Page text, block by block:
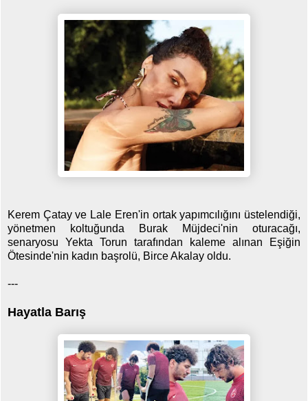
Kerem Çatay ve Lale Eren'in ortak yapımcılığını üstelendiği,
yönetmen koltuğunda Burak Müjdeci'nin oturacağı,
senaryosu Yekta Torun tarafından kaleme alınan Eşiğin
Ötesinde'nin kadın başrolü, Birce Akalay oldu.
---
Hayatla Barış